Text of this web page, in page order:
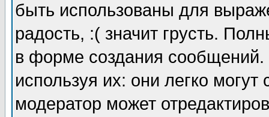
быть использованы для
радость, :( значит грусть.
в форме создания сообщений.
используя их: они легко
модератор может